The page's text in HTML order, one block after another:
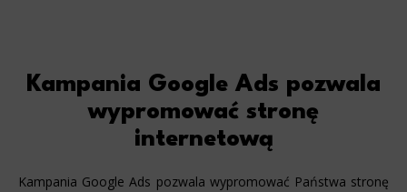
Kampania Google Ads pozwala
wypromować stronę
internetową
Kampania Google Ads pozwala wypromować Państwa stronę